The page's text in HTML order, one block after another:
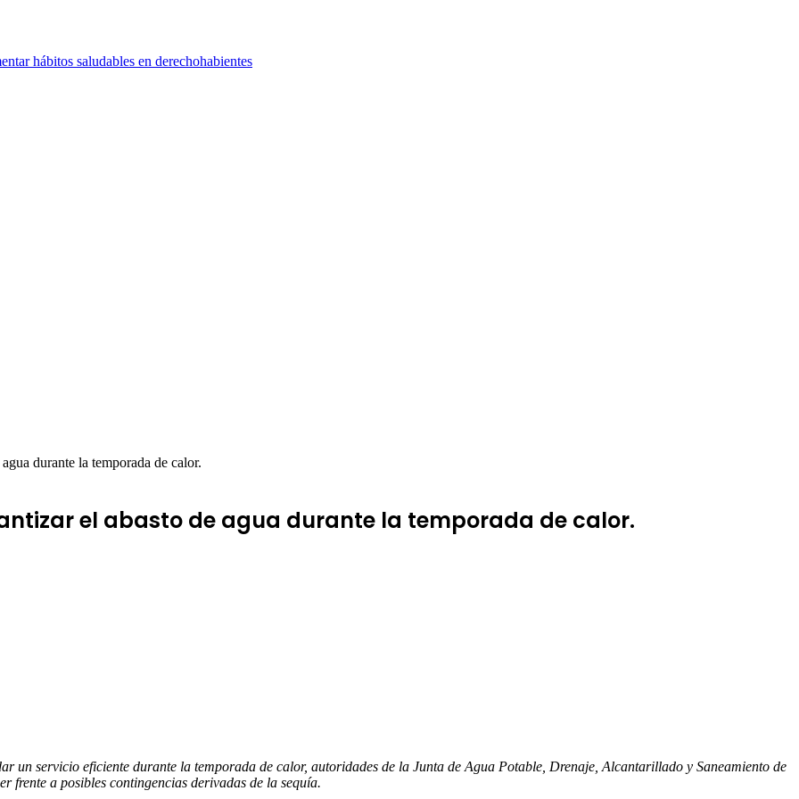
hábitos saludables en derechohabientes
durante la temporada de calor.
el abasto de agua durante la temporada de calor.
un servicio eficiente durante la temporada de calor, autoridades de la Junta de Agua Potable, Drenaje, Alcantarillado y Saneamiento de
frente a posibles contingencias derivadas de la sequía.